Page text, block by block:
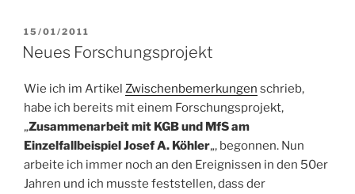
VERÖFFENTLICHT
AM
15/01/2011
Neues Forschungsprojekt
Wie ich im Artikel Zwischenbemerkungen schrieb,
habe ich bereits mit einem Forschungsprojekt,
„Zusammenarbeit mit KGB und MfS am
Einzelfallbeispiel Josef A. Köhler„, begonnen. Nun
arbeite ich immer noch an den Ereignissen in den 50er
Jahren und ich musste feststellen, dass der